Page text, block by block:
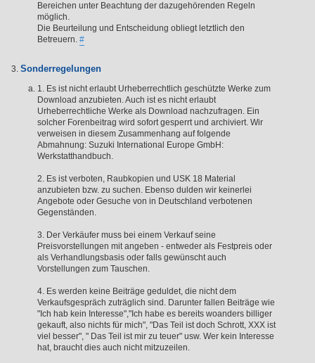
Bereichen unter Beachtung der dazugehörenden Regeln
möglich.
Die Beurteilung und Entscheidung obliegt letztlich den
Betreuern. #
Sonderregelungen
1. Es ist nicht erlaubt Urheberrechtlich geschützte Werke zum
Download anzubieten. Auch ist es nicht erlaubt
Urheberrechtliche Werke als Download nachzufragen. Ein
solcher Forenbeitrag wird sofort gesperrt und archiviert. Wir
verweisen in diesem Zusammenhang auf folgende
Abmahnung: Suzuki International Europe GmbH:
Werkstatthandbuch.
2. Es ist verboten, Raubkopien und USK 18 Material
anzubieten bzw. zu suchen. Ebenso dulden wir keinerlei
Angebote oder Gesuche von in Deutschland verbotenen
Gegenständen.
3. Der Verkäufer muss bei einem Verkauf seine
Preisvorstellungen mit angeben - entweder als Festpreis oder
als Verhandlungsbasis oder falls gewünscht auch
Vorstellungen zum Tauschen.
4. Es werden keine Beiträge geduldet, die nicht dem
Verkaufsgespräch zuträglich sind. Darunter fallen Beiträge wie
"Ich hab kein Interesse","Ich habe es bereits woanders billiger
gekauft, also nichts für mich", "Das Teil ist doch Schrott, XXX ist
viel besser", " Das Teil ist mir zu teuer" usw. Wer kein Interesse
hat, braucht dies auch nicht mitzuzeilen.